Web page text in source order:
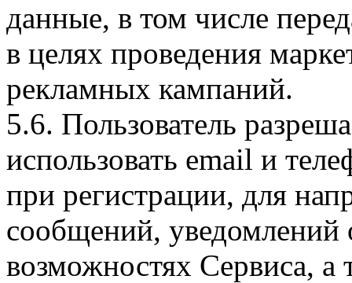
данные, в том числе
в целях проведения
рекламных кампаний.
5.6. Пользователь
использовать email и
при регистрации, для
сообщений,
возможностях Сервиса, а